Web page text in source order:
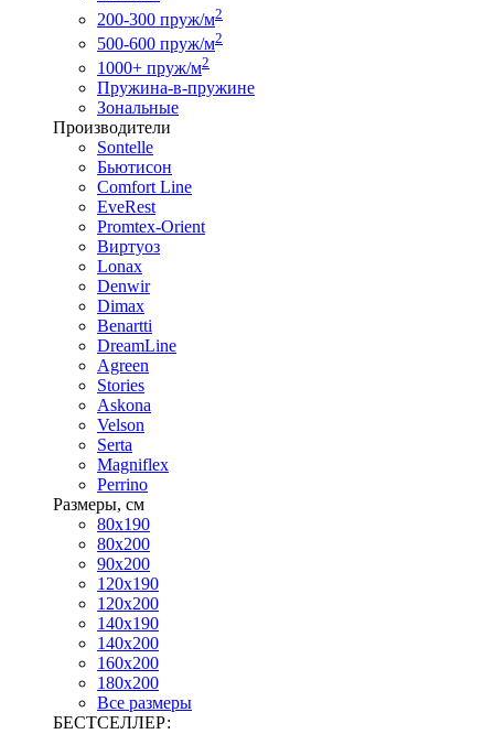
200-300 пруж/м2
500-600 пруж/м2
1000+ пруж/м2
Пружина-в-пружине
Зональные
Производители
Sontelle
Бьютисон
Comfort Line
EveRest
Promtex-Orient
Виртуоз
Lonax
Denwir
Dimax
Benartti
DreamLine
Agreen
Stories
Askona
Velson
Serta
Magniflex
Perrino
Размеры, см
80х190
80х200
90х200
120х190
120х200
140х190
140х200
160х200
180х200
Все размеры
БЕСТСЕЛЛЕР: